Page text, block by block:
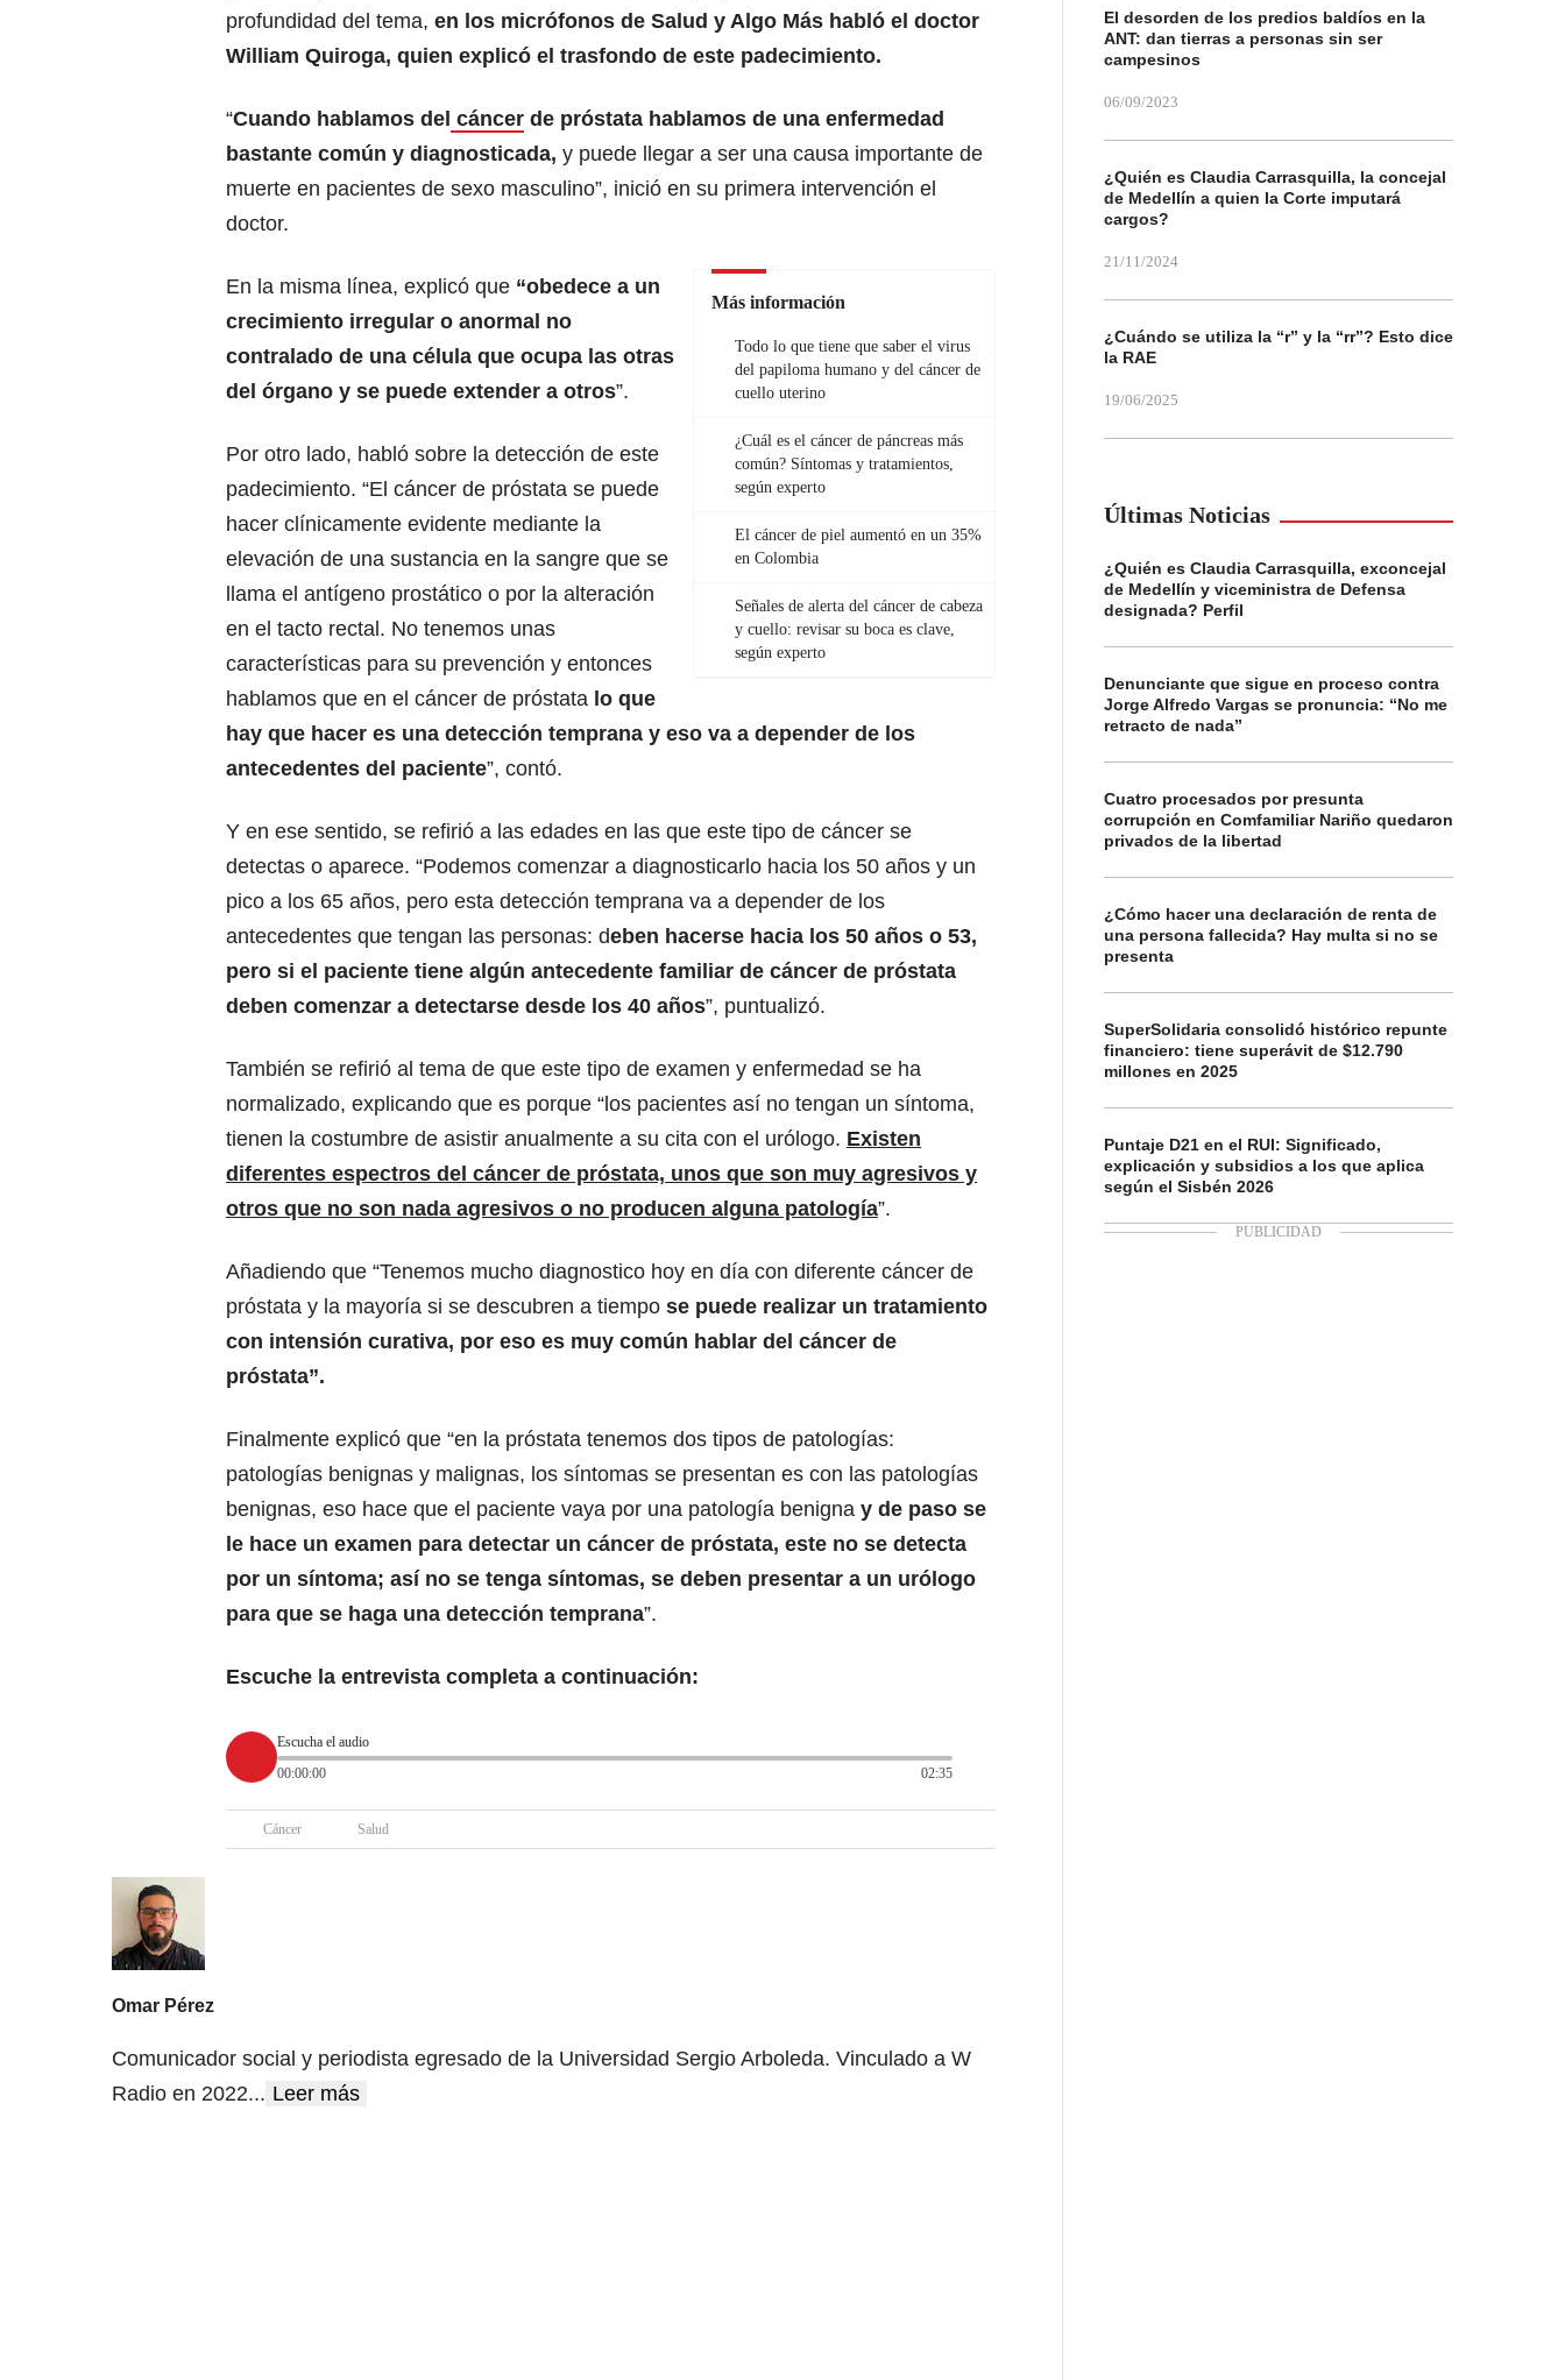
profundidad del tema, en los micrófonos de Salud y Algo Más habló el doctor
William Quiroga, quien explicó el trasfondo de este padecimiento.
“Cuando hablamos del cáncer de próstata hablamos de una enfermedad
bastante común y diagnosticada, y puede llegar a ser una causa importante de
muerte en pacientes de sexo masculino”, inició en su primera intervención el
doctor.
Más información
Todo lo que tiene que saber el virus
del papiloma humano y del cáncer de
cuello uterino
¿Cuál es el cáncer de páncreas más
común? Síntomas y tratamientos,
según experto
El cáncer de piel aumentó en un 35%
en Colombia
Señales de alerta del cáncer de cabeza
y cuello: revisar su boca es clave,
según experto
En la misma línea, explicó que “obedece a un
crecimiento irregular o anormal no
contralado de una célula que ocupa las otras
del órgano y se puede extender a otros”.
Por otro lado, habló sobre la detección de este
padecimiento. “El cáncer de próstata se puede
hacer clínicamente evidente mediante la
elevación de una sustancia en la sangre que se
llama el antígeno prostático o por la alteración
en el tacto rectal. No tenemos unas
características para su prevención y entonces
hablamos que en el cáncer de próstata lo que
hay que hacer es una detección temprana y eso va a depender de los
antecedentes del paciente”, contó.
Y en ese sentido, se refirió a las edades en las que este tipo de cáncer se
detectas o aparece. “Podemos comenzar a diagnosticarlo hacia los 50 años y un
pico a los 65 años, pero esta detección temprana va a depender de los
antecedentes que tengan las personas: deben hacerse hacia los 50 años o 53,
pero si el paciente tiene algún antecedente familiar de cáncer de próstata
deben comenzar a detectarse desde los 40 años”, puntualizó.
También se refirió al tema de que este tipo de examen y enfermedad se ha
normalizado, explicando que es porque “los pacientes así no tengan un síntoma,
tienen la costumbre de asistir anualmente a su cita con el urólogo. Existen
diferentes espectros del cáncer de próstata, unos que son muy agresivos y
otros que no son nada agresivos o no producen alguna patología”.
Añadiendo que “Tenemos mucho diagnostico hoy en día con diferente cáncer de
próstata y la mayoría si se descubren a tiempo se puede realizar un tratamiento
con intensión curativa, por eso es muy común hablar del cáncer de
próstata”.
Finalmente explicó que “en la próstata tenemos dos tipos de patologías:
patologías benignas y malignas, los síntomas se presentan es con las patologías
benignas, eso hace que el paciente vaya por una patología benigna y de paso se
le hace un examen para detectar un cáncer de próstata, este no se detecta
por un síntoma; así no se tenga síntomas, se deben presentar a un urólogo
para que se haga una detección temprana”.
Escuche la entrevista completa a continuación:
Escucha el audio
00:00:00
02:35
Cáncer Salud
Omar Pérez
Comunicador social y periodista egresado de la Universidad Sergio Arboleda. Vinculado a W
Radio en 2022... Leer más
El desorden de los predios baldíos en la
ANT: dan tierras a personas sin ser
campesinos
06/09/2023
¿Quién es Claudia Carrasquilla, la concejal
de Medellín a quien la Corte imputará
cargos?
21/11/2024
¿Cuándo se utiliza la “r” y la “rr”? Esto dice
la RAE
19/06/2025
Últimas Noticias
¿Quién es Claudia Carrasquilla, exconcejal
de Medellín y viceministra de Defensa
designada? Perfil
Denunciante que sigue en proceso contra
Jorge Alfredo Vargas se pronuncia: “No me
retracto de nada”
Cuatro procesados por presunta
corrupción en Comfamiliar Nariño quedaron
privados de la libertad
¿Cómo hacer una declaración de renta de
una persona fallecida? Hay multa si no se
presenta
SuperSolidaria consolidó histórico repunte
financiero: tiene superávit de $12.790
millones en 2025
Puntaje D21 en el RUI: Significado,
explicación y subsidios a los que aplica
según el Sisbén 2026